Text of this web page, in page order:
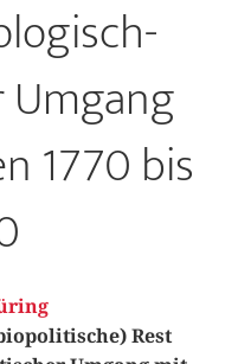
1770 bis
Rest